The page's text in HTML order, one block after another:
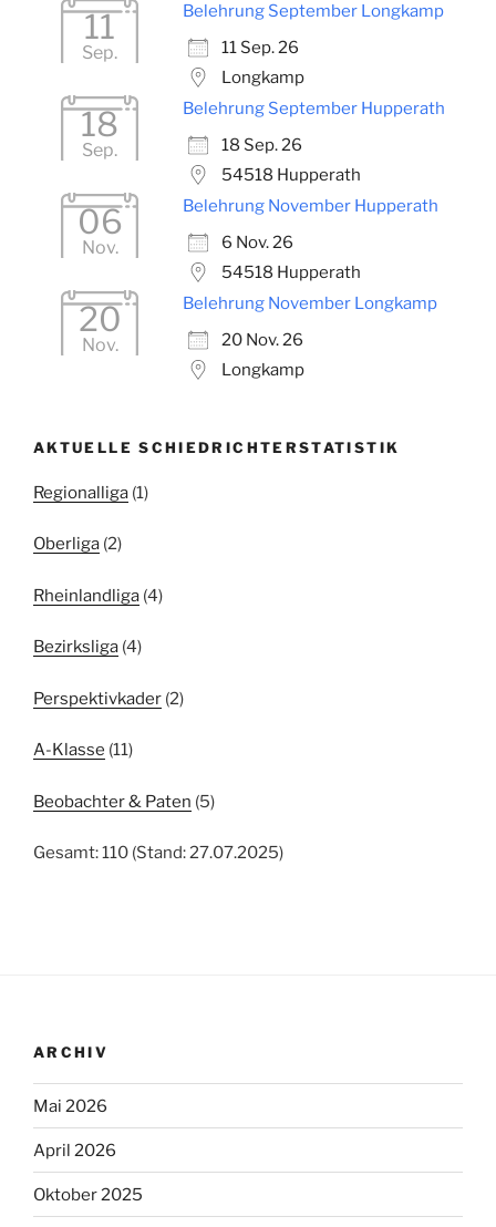
11
Sep.
Belehrung September Longkamp
11 Sep. 26
Longkamp
18
Sep.
Belehrung September Hupperath
18 Sep. 26
54518 Hupperath
06
Nov.
Belehrung November Hupperath
6 Nov. 26
54518 Hupperath
20
Nov.
Belehrung November Longkamp
20 Nov. 26
Longkamp
AKTUELLE SCHIEDRICHTERSTATISTIK
Regionalliga (1)
Oberliga (2)
Rheinlandliga (4)
Bezirksliga (4)
Perspektivkader (2)
A-Klasse (11)
Beobachter & Paten (5)
Gesamt: 110 (Stand: 27.07.2025)
ARCHIV
Mai 2026
April 2026
Oktober 2025